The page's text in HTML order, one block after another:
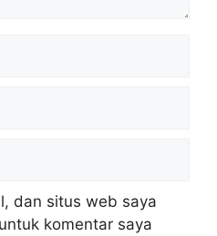
dan situs web saya
komentar saya